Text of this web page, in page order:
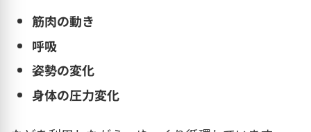
筋肉の動き
呼吸
姿勢の変化
身体の圧力変化